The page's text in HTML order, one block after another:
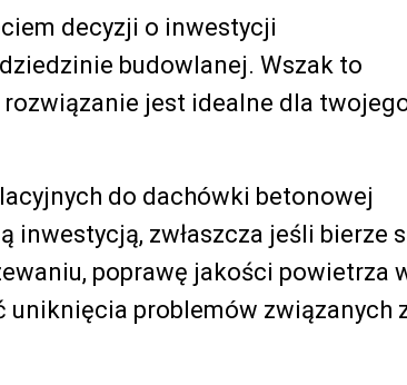
decyzji o inwestycji
budowlanej. Wszak to
jest idealne dla
do dachówki betonowej
inwestycją, zwłaszcza jeśli bierze
poprawę jakości powietrza
problemów związanych